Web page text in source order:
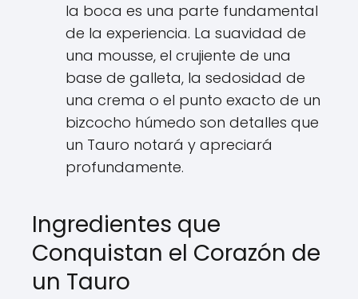
la boca es una parte fundamental
de la experiencia. La suavidad de
una mousse, el crujiente de una
base de galleta, la sedosidad de
una crema o el punto exacto de un
bizcocho húmedo son detalles que
un Tauro notará y apreciará
profundamente.
Ingredientes que
Conquistan el Corazón de
un Tauro